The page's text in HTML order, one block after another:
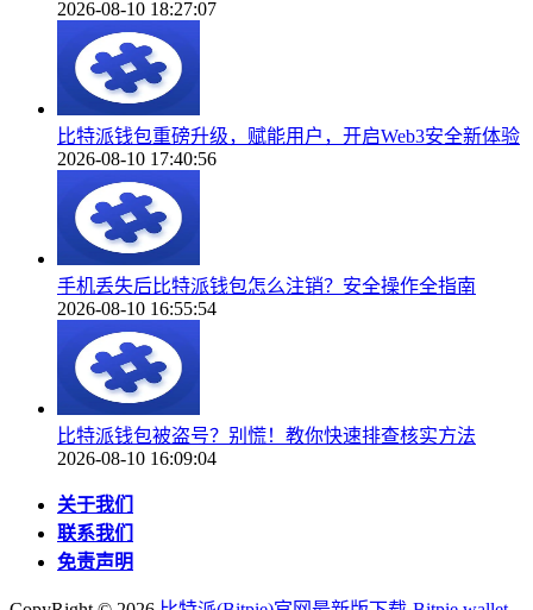
2026-08-10 18:27:07
比特派钱包重磅升级，赋能用户，开启Web3安全新体验
2026-08-10 17:40:56
手机丢失后比特派钱包怎么注销？安全操作全指南
2026-08-10 16:55:54
比特派钱包被盗号？别慌！教你快速排查核实方法
2026-08-10 16:09:04
关于我们
联系我们
免责声明